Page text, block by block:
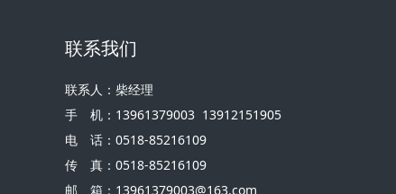
联系我们
联系人：柴经理
手 机：13961379003 13912151905
电 话：0518-85216109
传 真：0518-85216109
邮 箱：13961379003@163.com